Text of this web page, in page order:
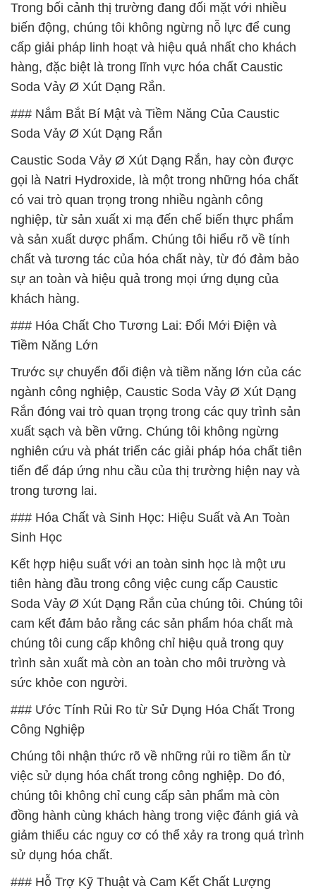
Trong bối cảnh thị trường đang đối mặt với nhiều
biến động, chúng tôi không ngừng nỗ lực để cung
cấp giải pháp linh hoạt và hiệu quả nhất cho khách
hàng, đặc biệt là trong lĩnh vực hóa chất Caustic
Soda Vảy Ø Xút Dạng Rắn.
### Nắm Bắt Bí Mật và Tiềm Năng Của Caustic
Soda Vảy Ø Xút Dạng Rắn
Caustic Soda Vảy Ø Xút Dạng Rắn, hay còn được
gọi là Natri Hydroxide, là một trong những hóa chất
có vai trò quan trọng trong nhiều ngành công
nghiệp, từ sản xuất xi mạ đến chế biến thực phẩm
và sản xuất dược phẩm. Chúng tôi hiểu rõ về tính
chất và tương tác của hóa chất này, từ đó đảm bảo
sự an toàn và hiệu quả trong mọi ứng dụng của
khách hàng.
### Hóa Chất Cho Tương Lai: Đổi Mới Điện và
Tiềm Năng Lớn
Trước sự chuyển đổi điện và tiềm năng lớn của các
ngành công nghiệp, Caustic Soda Vảy Ø Xút Dạng
Rắn đóng vai trò quan trọng trong các quy trình sản
xuất sạch và bền vững. Chúng tôi không ngừng
nghiên cứu và phát triển các giải pháp hóa chất tiên
tiến để đáp ứng nhu cầu của thị trường hiện nay và
trong tương lai.
### Hóa Chất và Sinh Học: Hiệu Suất và An Toàn
Sinh Học
Kết hợp hiệu suất với an toàn sinh học là một ưu
tiên hàng đầu trong công việc cung cấp Caustic
Soda Vảy Ø Xút Dạng Rắn của chúng tôi. Chúng tôi
cam kết đảm bảo rằng các sản phẩm hóa chất mà
chúng tôi cung cấp không chỉ hiệu quả trong quy
trình sản xuất mà còn an toàn cho môi trường và
sức khỏe con người.
### Ước Tính Rủi Ro từ Sử Dụng Hóa Chất Trong
Công Nghiệp
Chúng tôi nhận thức rõ về những rủi ro tiềm ẩn từ
việc sử dụng hóa chất trong công nghiệp. Do đó,
chúng tôi không chỉ cung cấp sản phẩm mà còn
đồng hành cùng khách hàng trong việc đánh giá và
giảm thiểu các nguy cơ có thể xảy ra trong quá trình
sử dụng hóa chất.
### Hỗ Trợ Kỹ Thuật và Cam Kết Chất Lượng